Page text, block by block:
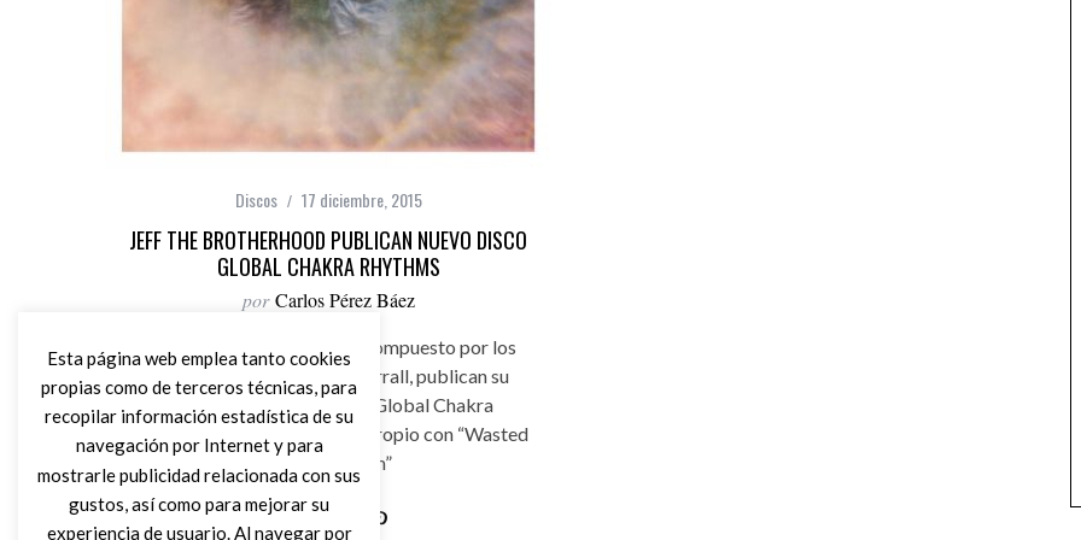
Discos 17 diciembre, 2015
JEFF THE BROTHERHOOD PUBLICAN NUEVO DISCO
GLOBAL CHAKRA RHYTHMS
por Carlos Pérez Báez
Jeff The Brotherhood, dúo compuesto por los
hermanos Jake and Jamin Orrall, publican su
noveno álbum de estudio Global Chakra
Rhythms tras haber hecho lo propio con “Wasted
On The Dream”
Esta página web emplea tanto cookies
propias como de terceros técnicas, para
recopilar información estadística de su
navegación por Internet y para
mostrarle publicidad relacionada con sus
gustos, así como para mejorar su
experiencia de usuario. Al navegar por